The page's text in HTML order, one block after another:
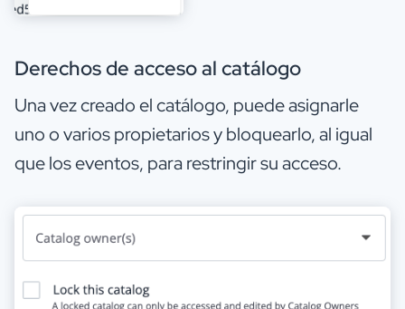
Derechos de acceso al catálogo
Una vez creado el catálogo, puede asignarle
uno o varios propietarios y bloquearlo, al igual
que los eventos, para restringir su acceso.